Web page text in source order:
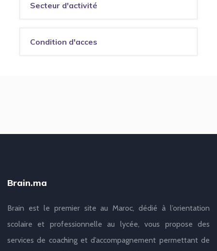
Secteur d'activité
Condition d'acces
Brain.ma
Brain est le premier site au Maroc, dédié à l’orientation
scolaire et professionnelle au lycée, vous propose des
services de coaching et d’accompagnement permettant de